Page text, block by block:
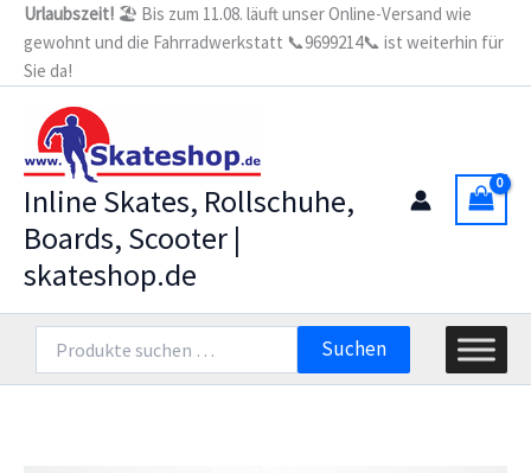
Zum
Inhalt
springen
Urlaubszeit! 🏖️ Bis zum 11.08. läuft unser Online-Versand wie
gewohnt und die Fahrradwerkstatt 📞9699214📞 ist weiterhin für
Sie da!
Inline Skates, Rollschuhe,
Boards, Scooter |
skateshop.de
nach:
Suchen